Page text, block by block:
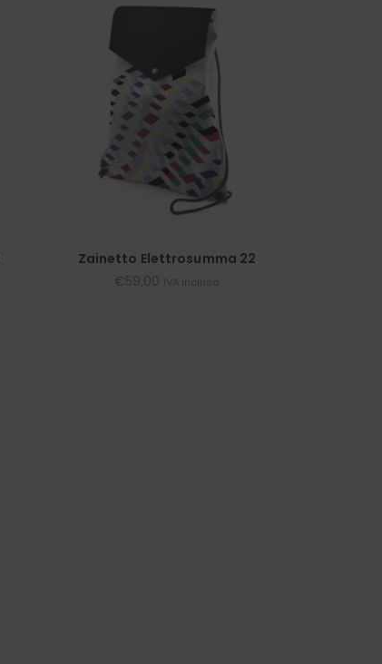
Zainetto Elettrosumma 22
€59,00 IVA inclusa